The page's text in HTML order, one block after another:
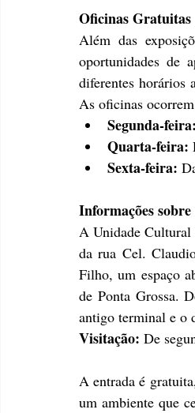
Oficinas
Além das
oportunidades de
diferentes horários
As oficinas
Segunda-feira:
Quarta-feira:
Sexta-feira:
Informações
A Unidade Cultural
da rua Cel.
Filho, um espaço
de Ponta Grossa.
antigo terminal e o
Visitação: De
A entrada é
um ambiente que